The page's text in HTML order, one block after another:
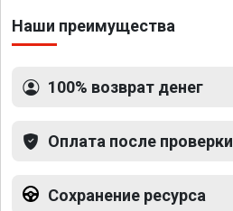
Наши преимущества
100% возврат денег
Оплата после проверки
Сохранение ресурса